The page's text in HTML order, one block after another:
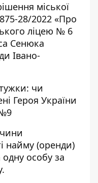
міської
28/2022 «Про
ліцею № 6
Сенюка
Івано-
чи
Героя України
найму (оренди)
особу за